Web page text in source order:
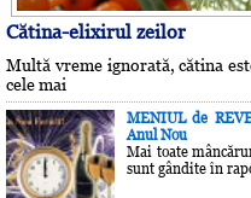
Cătina-elixirul zeilor
Multă vreme ignorată, cătina
cele mai
MENIUL de
Anul Nou
Mai toate
sunt gândite în